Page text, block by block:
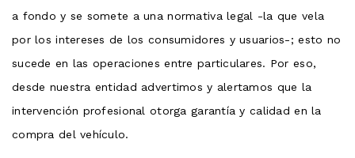
a fondo y se somete a una normativa legal -la que vela
por los intereses de los consumidores y usuarios-; esto no
sucede en las operaciones entre particulares. Por eso,
desde nuestra entidad advertimos y alertamos que la
intervención profesional otorga garantía y calidad en la
compra del vehículo.